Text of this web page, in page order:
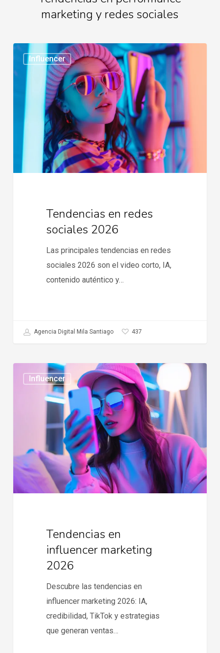
marketing y redes sociales
Influencer
Tendencias
redes
sociales
2026
Tendencias en redes
sociales 2026
Las principales tendencias en redes
sociales 2026 son el video corto, IA,
contenido auténtico y…
Agencia Digital Mila Santiago 437
Influencer
Tendencias
influencer
Tendencias en
influencer marketing
2026
Descubre las tendencias en
influencer marketing 2026: IA,
credibilidad, TikTok y estrategias
que generan ventas…